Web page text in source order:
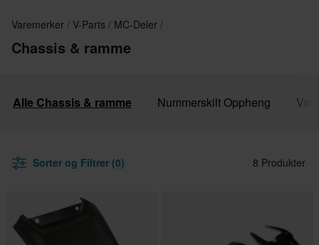
Varemerker V-Parts MC-Deler
Chassis & ramme
Alle Chassis & ramme Nummerskilt Oppheng
Sorter og Filtrer (0) 8 Produkter